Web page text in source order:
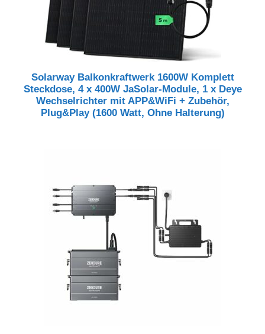
Solarway Balkonkraftwerk 1600W Komplett
Steckdose, 4 x 400W JaSolar-Module, 1 x Deye
Wechselrichter mit APP&WiFi + Zubehör,
Plug&Play (1600 Watt, Ohne Halterung)